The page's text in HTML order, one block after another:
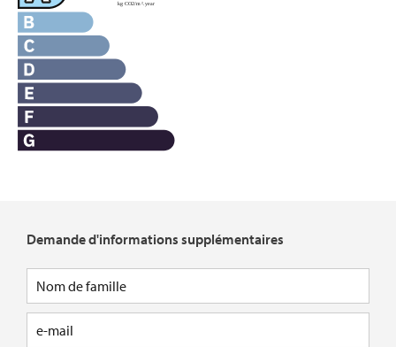
Demande d'informations supplémentaires